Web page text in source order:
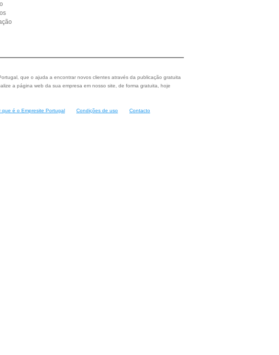
que o ajuda a encontrar novos clientes através da publicação gratuita
a página web da sua empresa em nosso site, de forma gratuita, hoje
que é o Empresite Portugal Condições de uso Contacto